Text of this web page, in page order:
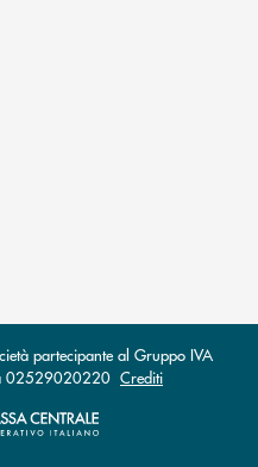
l’app di posta elettronica)
partecipante al Gruppo IVA
02529020220 Crediti